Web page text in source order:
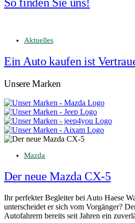
Aktuelles
Ein Auto kaufen ist
Unsere Marken
Mazda
Der neue Mazda CX-5
Ihr perfekter Begleiter bei Auto Haese
unterscheidet er sich vom Vorgänger?
Autofahrern bereits seit Jahren ein